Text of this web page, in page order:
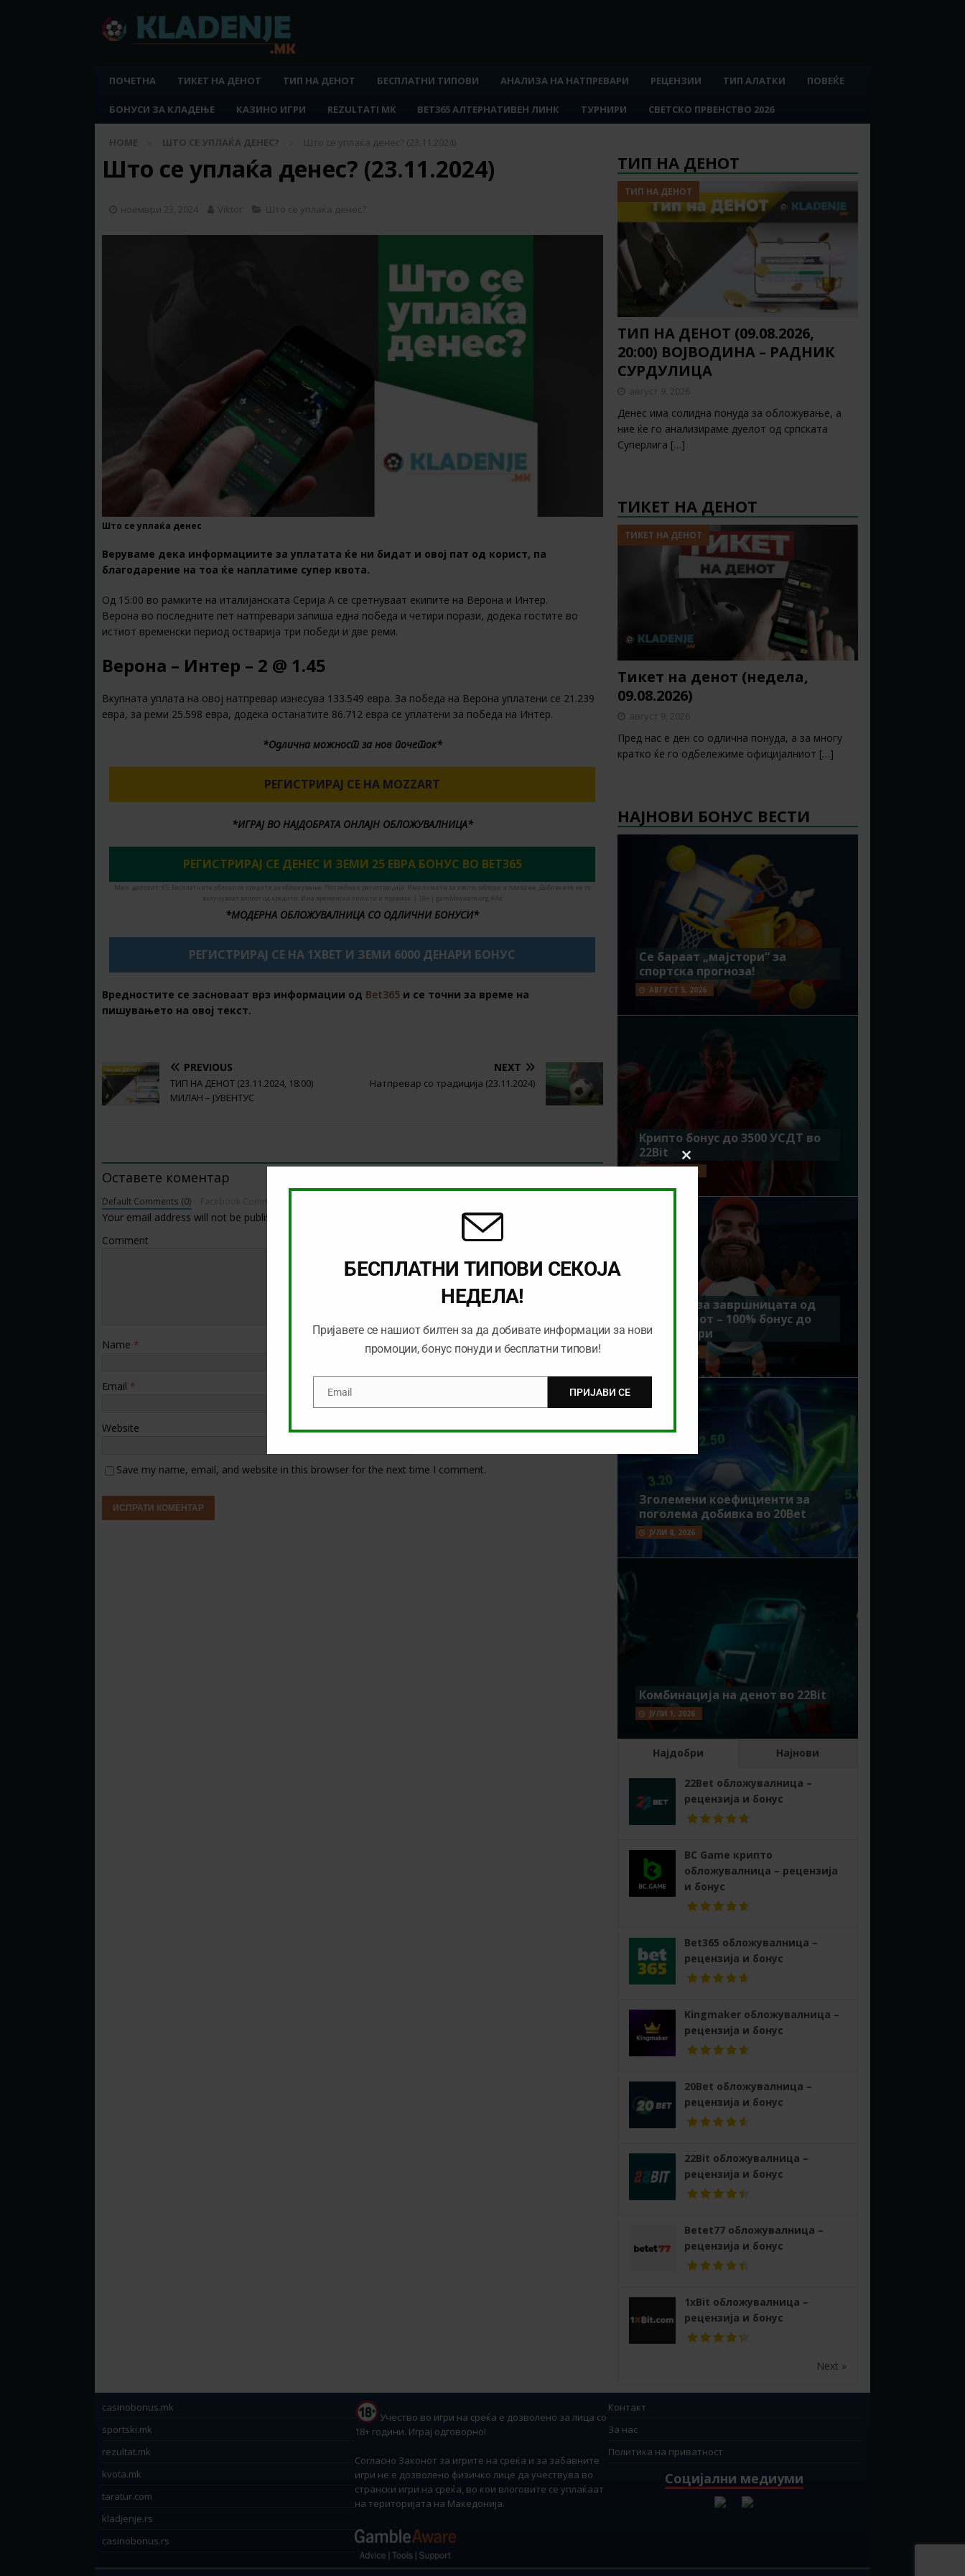
ПОЧЕТНА ТИКЕТ НА ДЕНОТ ТИП НА ДЕНОТ БЕСПЛАТНИ ТИПОВИ АНАЛИЗА НА НАТПРЕВАРИ РЕЦЕНЗИИ ТИП АЛАТКИ ПОВЕЌЕ
БОНУСИ ЗА КЛАДЕЊЕ КАЗИНО ИГРИ REZULTATI MK BET365 АЛТЕРНАТИВЕН ЛИНК ТУРНИРИ СВЕТСКО ПРВЕНСТВО 2026
HOME ШТО СЕ УПЛАЌА ДЕНЕС? Што се уплаќа денес? (23.11.2024)
Што се уплаќа денес? (23.11.2024)
ноември 23, 2024 Viktor Што се уплаќа денес?
Што се уплаќа денес
Веруваме дека информациите за уплатата ќе ни бидат и овој пат од корист, па
благодарение на тоа ќе наплатиме супер квота.
Од 15:00 во рамките на италијанската Серија А се сретнуваат екипите на Верона и Интер.
Верона во последните пет натпревари запиша една победа и четири порази, додека гостите во
истиот временски период остварија три победи и две реми.
Верона – Интер – 2 @ 1.45
Вкупната уплата на овој натпревар изнесува 133.549 евра. За победа на Верона уплатени се 21.239
евра, за реми 25.598 евра, додека останатите 86.712 евра се уплатени за победа на Интер.
*Одлична можност за нов почеток*
РЕГИСТРИРАЈ СЕ НА MOZZART
*ИГРАЈ ВО НАЈДОБРАТА ОНЛАЈН ОБЛОЖУВАЛНИЦА*
РЕГИСТРИРАЈ СЕ ДЕНЕС И ЗЕМИ 25 ЕВРА БОНУС ВО BET365
Мин. депозит: €5. Бесплатните облози се кредити за обложување. Потребна е регистрација. Има лимити за квоти, облози и плаќање. Добивките не го
вклучуваат влогот од кредити. Има временски лимити и правила. | 18+ | gambleaware.org #Ad
*МОДЕРНА ОБЛОЖУВАЛНИЦА СО ОДЛИЧНИ БОНУСИ*
РЕГИСТРИРАЈ СЕ НА 1XBET И ЗЕМИ 6000 ДЕНАРИ БОНУС
Вредностите се засноваат врз информации од Bet365 и се точни за време на
пишувањето на овој текст.
PREVIOUS
ТИП НА ДЕНОТ (23.11.2024, 18:00)
МИЛАН – ЈУВЕНТУС
NEXT
Натпревар со традиција (23.11.2024)
Оставете коментар
Default Comments (0)
Your email address will not be published.
Comment
Name *
Email *
Website
Save my name, email, and website in this browser for the next time I comment.
ТИП НА ДЕНОТ
ТИП НА ДЕНОТ
ТИП НА ДЕНОТ (09.08.2026,
20:00) ВОЈВОДИНА – РАДНИК
СУРДУЛИЦА
август 9, 2026
Денес има солидна понуда за обложување, а
ние ќе го анализираме дуелот од српската
Суперлига […]
ТИКЕТ НА ДЕНОТ
ТИКЕТ НА ДЕНОТ
Тикет на денот (недела,
09.08.2026)
август 9, 2026
Пред нас е ден со одлична понуда, а за многу
кратко ќе го одбележиме официјалниот […]
НАЈНОВИ БОНУС ВЕСТИ
Се бараат „мајстори“ за
спортска прогноза!
АВГУСТ 5, 2026
Крипто бонус до 3500 УСДТ во
22Bit
ЈУЛИ 29, 2026
Идеално за завршницата од
Мундијалот – 100% бонус до
7500 денари
ЈУЛИ 15, 2026
Зголемени коефициенти за
поголема добивка во 20Bet
ЈУЛИ 8, 2026
Комбинација на денот во 22Bit
ЈУЛИ 1, 2026
Најдобри Најнови
22Bet обложувалница –
рецензија и бонус
BC Game крипто
обложувалница – рецензија
и бонус
Bet365 обложувалница –
рецензија и бонус
Kingmaker обложувалница –
рецензија и бонус
20Bet обложувалница –
рецензија и бонус
22Bit обложувалница –
рецензија и бонус
Betet77 обложувалница –
рецензија и бонус
1xBit обложувалница –
рецензија и бонус
Next »
casinobonus.mk
sportski.mk
rezultat.mk
kvota.mk
taratur.com
kladjenje.rs
casinobonus.rs
Учество во игри на среќа е дозволено за лица со
18+ години. Играј одговорно!
Согласно Законот за игрите на среќа и за забавните
игри не е дозволено физичко лице да учествува во
странски игри на среќа, во кои влоговите се уплаќаат
на територијата на Македонија.
Контакт
За нас
Политика на приватност
Социјални медиуми
Close
this
БЕСПЛАТНИ ТИПОВИ СЕКОЈА
НЕДЕЛА!
Пријавете се нашиот билтен за да добивате информации за нови
промоции, бонус понуди и бесплатни типови!
EmailEmail ПРИЈАВИ СЕ